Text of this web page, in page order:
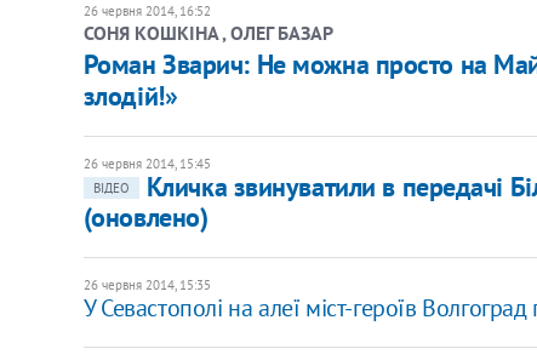
26 червня 2014, 16:52
СОНЯ КОШКІНА , ОЛЕГ БАЗАР
Роман Зварич: Не можна просто на
злодій!»
26 червня 2014, 15:45
ВІДЕО
Кличка звинуватили в передачі
(оновлено)
26 червня 2014, 15:35
У Севастополі на алеї міст-героїв